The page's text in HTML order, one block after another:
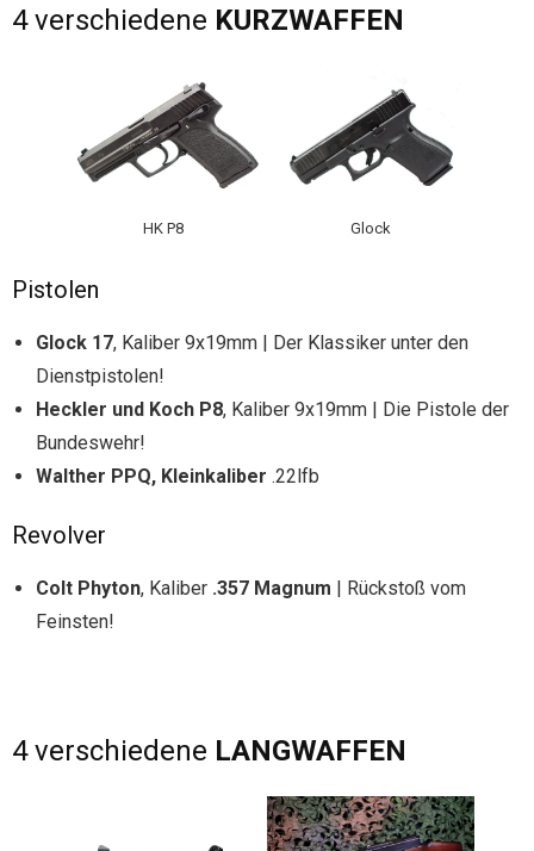
4 verschiedene KURZWAFFEN
HK P8 Glock
Pistolen
Glock 17, Kaliber 9x19mm | Der Klassiker unter den
Dienstpistolen!
Heckler und Koch P8, Kaliber 9x19mm | Die Pistole der
Bundeswehr!
Walther PPQ, Kleinkaliber .22lfb
Revolver
Colt Phyton, Kaliber .357 Magnum | Rückstoß vom
Feinsten!
4 verschiedene LANGWAFFEN